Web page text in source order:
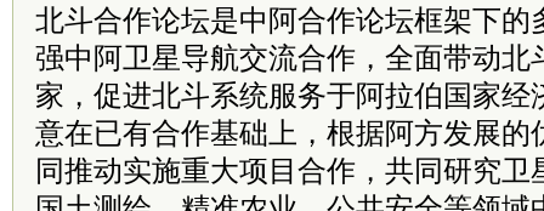
北斗合作论坛是中阿合作论坛框架下的
强中阿卫星导航交流合作，全面带动北
家，促进北斗系统服务于阿拉伯国家经
意在已有合作基础上，根据阿方发展的
同推动实施重大项目合作，共同研究卫